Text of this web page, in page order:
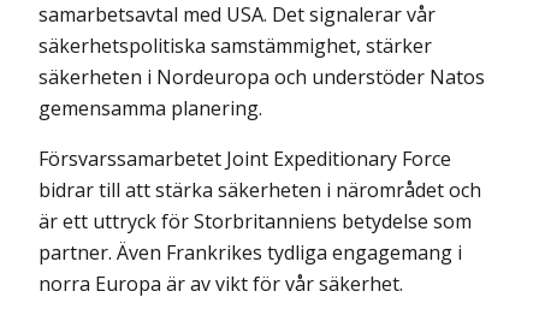
samarbetsavtal med USA. Det signalerar vår
säkerhetspolitiska samstämmighet, stärker
säkerheten i Nordeuropa och understöder Natos
gemensamma planering.
Försvarssamarbetet Joint Expeditionary Force
bidrar till att stärka säkerheten i närområdet och
är ett uttryck för Storbritanniens betydelse som
partner. Även Frankrikes tydliga engagemang i
norra Europa är av vikt för vår säkerhet.